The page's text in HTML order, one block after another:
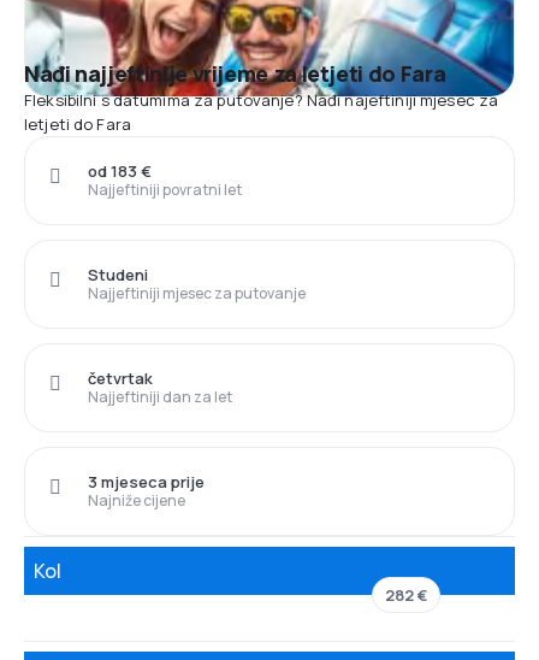
Nađi najjeftinije vrijeme za letjeti do Fara
Fleksibilni s datumima za putovanje? Nađi najeftiniji mjesec za
letjeti do Fara
Najjeftiniji povratni let
od 183 €
Najjeftiniji mjesec za putovanje
Studeni
Najjeftiniji dan za let
četvrtak
Najniže cijene
3 mjeseca prije
Kol
282 €